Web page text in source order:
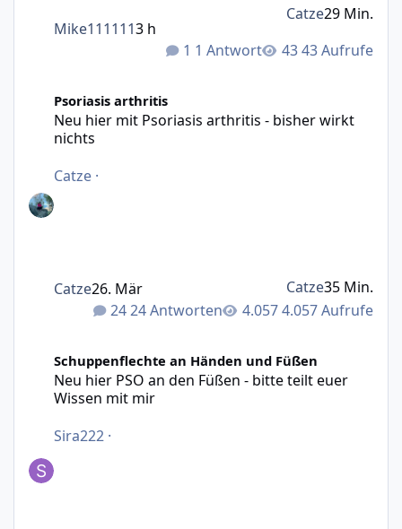
1 Antwort 43 Aufrufe
Mike1111113 h
Catze29 Min.
Psoriasis arthritis
Neu hier mit Psoriasis arthritis - bisher wirkt
nichts
Catze ·
24 Antworten 4.057 Aufrufe
Catze26. Mär Catze35 Min.
Schuppenflechte an Händen und Füßen
Neu hier PSO an den Füßen - bitte teilt euer
Wissen mit mir
Sira222 ·